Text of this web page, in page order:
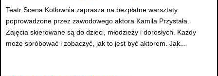
Teatr Scena Kotłownia zaprasza na bezpłatne warsztaty
poprowadzone przez zawodowego aktora Kamila Przystała.
Zajęcia skierowane są do dzieci, młodzieży i dorosłych. Każdy
może spróbować i zobaczyć, jak to jest być aktorem. Jak...